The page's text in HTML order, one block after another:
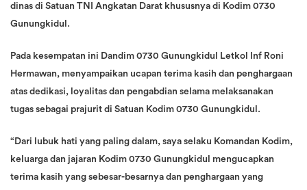
dinas di Satuan TNI Angkatan Darat khususnya di Kodim 0730
Gunungkidul.
Pada kesempatan ini Dandim 0730 Gunungkidul Letkol Inf Roni
Hermawan, menyampaikan ucapan terima kasih dan penghargaan
atas dedikasi, loyalitas dan pengabdian selama melaksanakan
tugas sebagai prajurit di Satuan Kodim 0730 Gunungkidul.
“Dari lubuk hati yang paling dalam, saya selaku Komandan Kodim,
keluarga dan jajaran Kodim 0730 Gunungkidul mengucapkan
terima kasih yang sebesar-besarnya dan penghargaan yang